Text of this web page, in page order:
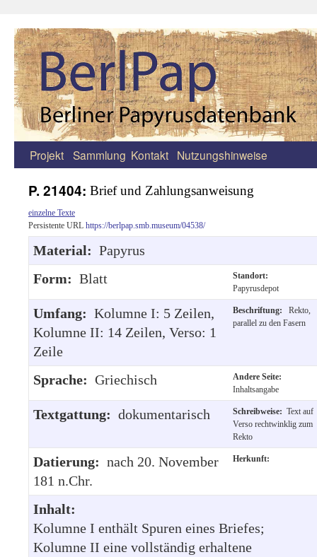
Zum
springen
Projekt Sammlung Kontakt Nutzungshinweise
P. 21404: Brief und Zahlungsanweisung
einzelne Texte
Persistente URL https://berlpap.smb.museum/04538/
Material: Papyrus
Form: Blatt
Standort:
Papyrusdepot
Umfang: Kolumne I: 5 Zeilen,
Kolumne II: 14 Zeilen, Verso: 1
Zeile
Beschriftung:
Rekto,
parallel zu den Fasern
Sprache: Griechisch
Andere Seite:
Inhaltsangabe
Textgattung: dokumentarisch Schreibweise: Text auf
Verso rechtwinklig zum
Rekto
Datierung: nach 20. November
181 n.Chr.
Herkunft:
Inhalt:
Kolumne I enthält Spuren eines Briefes;
Kolumne II eine vollständig erhaltene